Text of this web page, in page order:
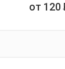
от 120